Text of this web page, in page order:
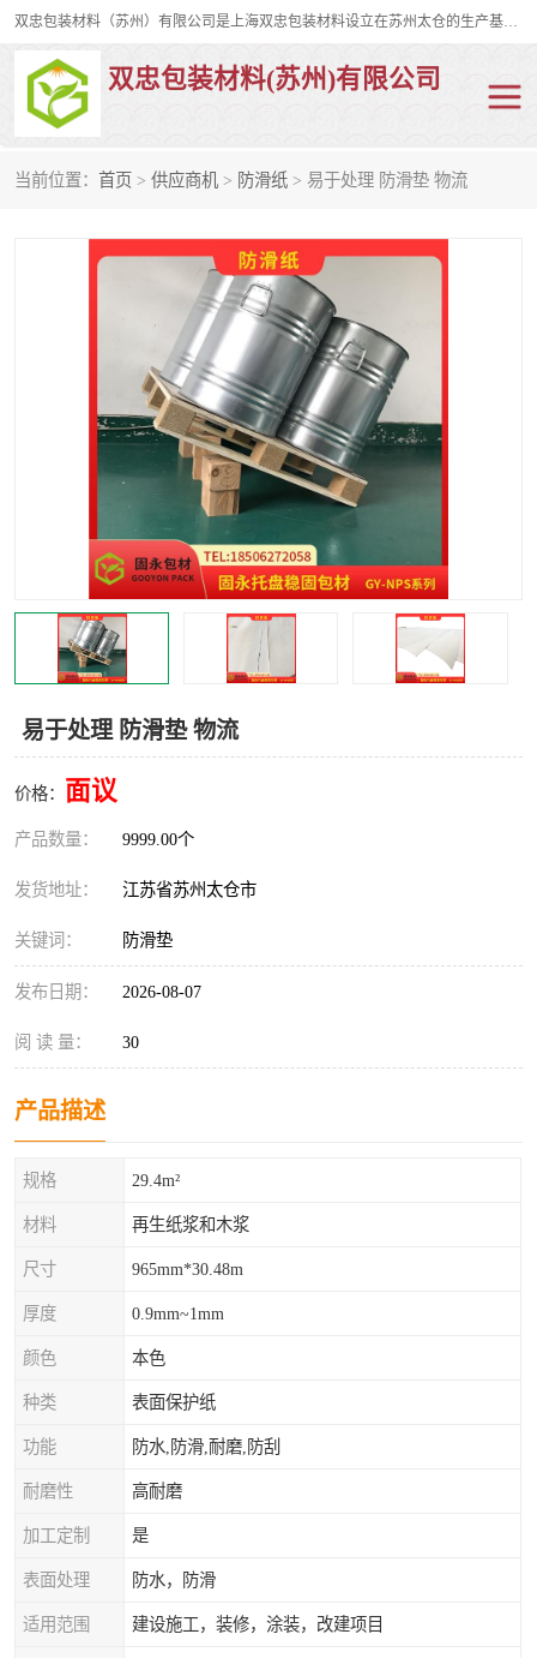
双忠包装材料（苏州）有限公司是上海双忠包装材料设立在苏州太仓的生产基地，占地约2万平米，产品主要有打孔缠绕膜，拉伸蜂窝纸，集装箱充气袋，滑托板，打包带，裹包网兜，防滑纸等箱体和托盘的运输和保护性包材。固永包材®，GooYon Pack®，是我们保护性包装材料的专属品牌。
双忠包装材料(苏州)有限公司
当前位置： 首页 > 供应商机 > 防滑纸 > 易于处理 防滑垫 物流
易于处理 防滑垫 物流
价格： 面议
产品数量： 9999.00个
发货地址： 江苏省苏州太仓市
关键词： 防滑垫
发布日期： 2026-08-07
阅 读 量： 30
产品描述
规格 29.4m²
材料 再生纸浆和木浆
尺寸 965mm*30.48m
厚度 0.9mm~1mm
颜色 本色
种类 表面保护纸
功能 防水,防滑,耐磨,防刮
耐磨性 高耐磨
加工定制 是
表面处理 防水，防滑
适用范围 建设施工，装修，涂装，改建项目
裹包网兜 纤维打包带
充气袋
缠绕膜
托盘裹包网兜
托盘捆绑带